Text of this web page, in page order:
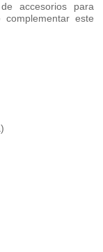
accesorios para
este